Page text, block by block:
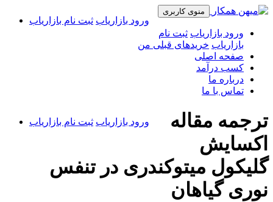
منوی کاربری
ورود بازاریاب ثبت نام بازاریاب
ورود بازاریاب ثبت نام
بازاریاب خریدهای قبلی من
صفحه اصلی
کسب درآمد
درباره ما
تماس با ما
ورود بازاریاب ثبت نام بازاریاب
ترجمه مقاله
اکسایش
گلیکول میتوکندری در تنفس
نوری گیاهان